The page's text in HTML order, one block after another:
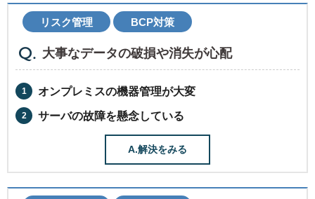
リスク管理 BCP対策
大事なデータの破損や消失が心配
オンプレミスの機器管理が大変
サーバの故障を懸念している
A.解決をみる